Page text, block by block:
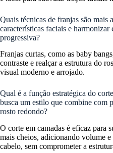
Quais técnicas de franjas são mais
características faciais e harmonizar
progressiva?
Franjas curtas, como as baby
contraste e realçar a estrutura do
visual moderno e arrojado.
Qual é a função estratégica do
busca um estilo que combine com
rosto redondo?
O corte em camadas é eficaz para
mais cheios, adicionando volume
cabelo, sem comprometer a